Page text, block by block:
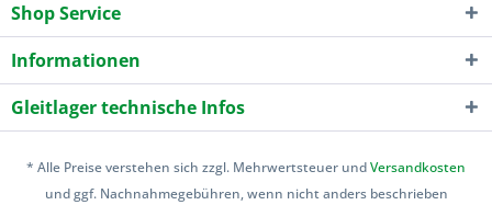
Shop Service
Informationen
Gleitlager technische Infos
* Alle Preise verstehen sich zzgl. Mehrwertsteuer undVersandkosten
und ggf. Nachnahmegebühren, wenn nicht anders beschrieben